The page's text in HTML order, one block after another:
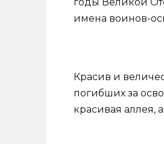
имена воинов-
Красив и
погибших за
красивая аллея,